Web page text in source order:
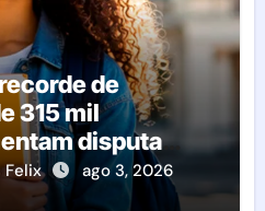
de
315 mil
disputa
o que acontece
Felix ago 3, 2026